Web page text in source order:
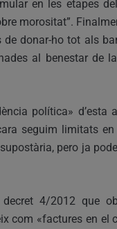
en les etapes
morositat”.
donar-ho tot als
al benestar de
política» d’esta
seguim limitats
pero ja
4/2012 que
com «factures en el